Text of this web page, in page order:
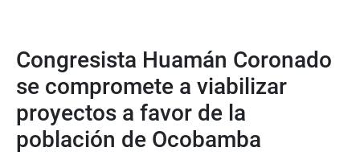
Congresista Huamán Coronado
se compromete a viabilizar
proyectos a favor de la
población de Ocobamba